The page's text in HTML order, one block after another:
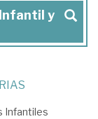
y
Infantiles